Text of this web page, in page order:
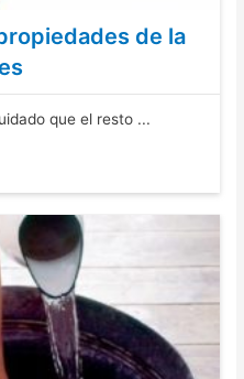
de la
que el resto ...